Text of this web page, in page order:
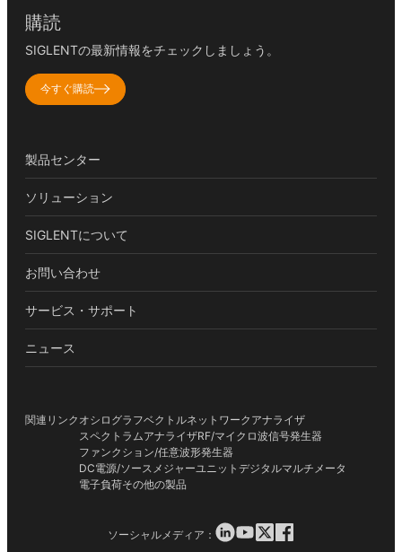
購読
SIGLENTの最新情報をチェックしましょう。
今すぐ購読
製品センター
ソリューション
SIGLENTについて
お問い合わせ
サービス・サポート
ニュース
関連リンク オシログラフベクトルネットワークアナライザ
スペクトラムアナライザRF/マイクロ波信号発生器
ファンクション/任意波形発生器
DC電源/ソースメジャーユニット デジタルマルチメータ
電子負荷その他の製品
ソーシャルメディア：